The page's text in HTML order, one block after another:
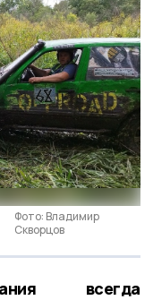
Фото: Владимир
Скворцов
всегда